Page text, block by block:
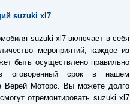
suzuki xl7
suzuki xl7 включает в себя
мероприятий, каждое из
быть осуществлено правильно
оговоренный срок в нашем
Верей Моторс. Вы можете долго
отремонтировать suzuki xl7